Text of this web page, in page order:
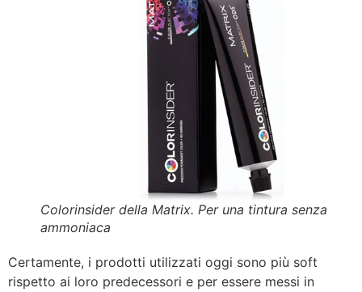
Colorinsider della Matrix. Per una tintura senza
ammoniaca
Certamente, i prodotti utilizzati oggi sono più soft
rispetto ai loro predecessori e per essere messi in